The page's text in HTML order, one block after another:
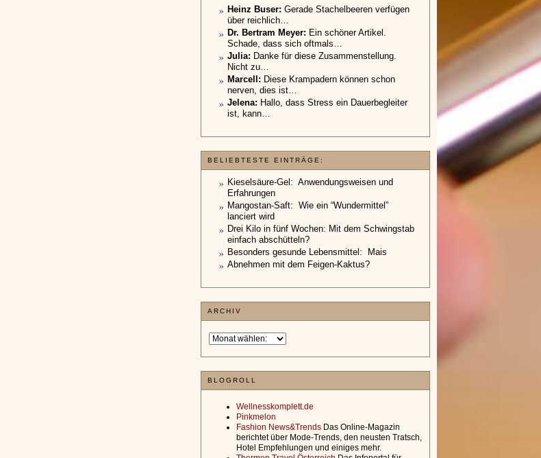
Heinz Buser: Gerade Stachelbeeren verfügen
über reichlich…
Dr. Bertram Meyer: Ein schöner Artikel.
Schade, dass sich oftmals…
Julia: Danke für diese Zusammenstellung.
Nicht zu…
Marcell: Diese Krampadern können schon
nerven, dies ist…
Jelena: Hallo, dass Stress ein Dauerbegleiter
ist, kann…
BELIEBTESTE EINTRÄGE:
Kieselsäure-Gel: Anwendungsweisen und
Erfahrungen
Mangostan-Saft: Wie ein “Wundermittel”
lanciert wird
Drei Kilo in fünf Wochen: Mit dem Schwingstab
einfach abschütteln?
Besonders gesunde Lebensmittel: Mais
Abnehmen mit dem Feigen-Kaktus?
ARCHIV
BLOGROLL
Wellnesskomplett.de
Pinkmelon
Fashion News&Trends Das Online-Magazin
berichtet über Mode-Trends, den neusten Tratsch,
Hotel Empfehlungen und einiges mehr.